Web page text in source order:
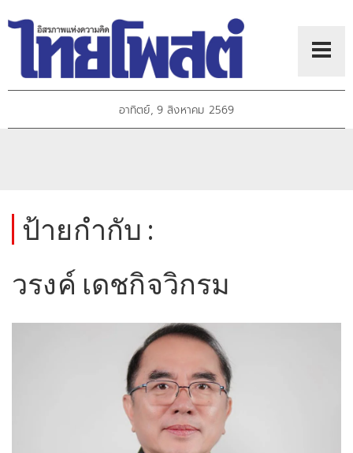
อาทิตย์, 9 สิงหาคม 2569
ป้ายกำกับ :
วรงค์ เดชกิจวิกรม